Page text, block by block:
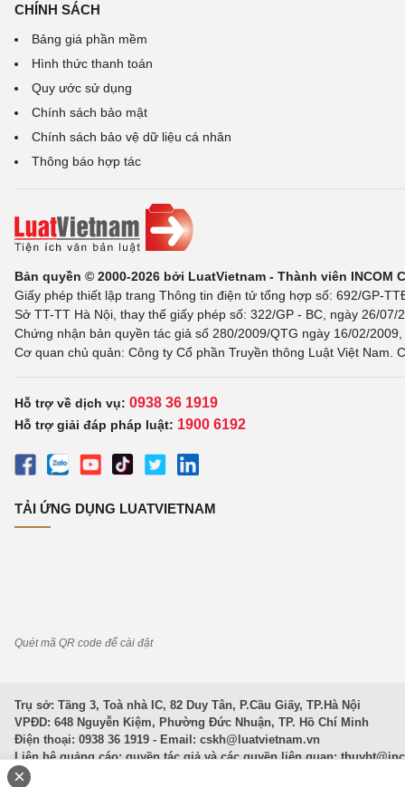
CHÍNH SÁCH
Bảng giá phần mềm
Hình thức thanh toán
Quy ước sử dụng
Chính sách bảo mật
Chính sách bảo vệ dữ liệu cá nhân
Thông báo hợp tác
Bản quyền © 2000-2026 bởi LuatVietnam - Thành viên INCOM
Giấy phép thiết lập trang Thông tin điện tử tổng hợp số: 692/GP-
Sở TT-TT Hà Nội, thay thế giấy phép số: 322/GP - BC, ngày 26/
Chứng nhận bản quyền tác giả số 280/2009/QTG ngày 16/02/
Cơ quan chủ quản: Công ty Cổ phần Truyền thông Luật Việt Nam.
Hỗ trợ về dịch vụ: 0938 36 1919
Hỗ trợ giải đáp pháp luật: 1900 6192
TẢI ỨNG DỤNG LUATVIETNAM
Quét mã QR code để cài đặt
Trụ sở: Tầng 3, Toà nhà IC, 82 Duy Tân, P.Cầu Giấy, TP.Hà Nội
VPĐD: 648 Nguyễn Kiệm, Phường Đức Nhuận, TP. Hồ Chí Minh
Điện thoại: 0938 36 1919 - Email: cskh@luatvietnam.vn
Liên hệ quảng cáo; quyền tác giả và các quyền liên quan:
Văn Bản Pháp Luật
×